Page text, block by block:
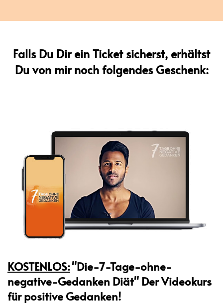
Falls Du Dir ein Ticket sicherst, erhältst
Duvon mir noch folgendes Geschenk:
KOSTENLOS:"Die-7-Tage-ohne-
negative-Gedanken Diät" Der Videokurs
für positive Gedanken!